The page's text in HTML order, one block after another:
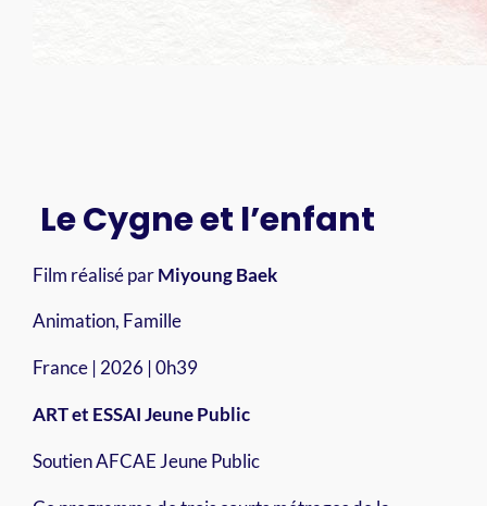
Le Cygne et l’enfant
Film réalisé parMiyoung Baek
Animation, Famille
France | 2026 | 0h39
ART et ESSAI Jeune Public
Soutien AFCAE Jeune Public